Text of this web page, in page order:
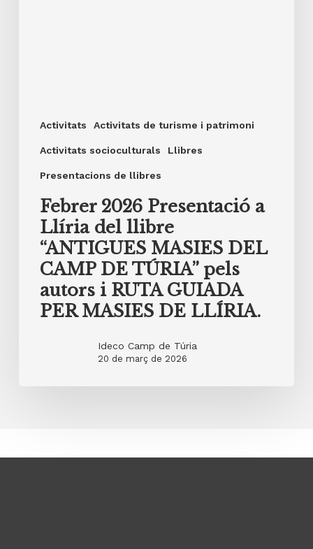
Activitats Activitats de turisme i patrimoni
Activitats socioculturals Llibres
Presentacions de llibres
LLÍRIA.
Febrer 2026 Presentació a
Llíria del llibre
“ANTIGUES MASIES DEL
CAMP DE TÚRIA” pels
autors i RUTA GUIADA
PER MASIES DE LLÍRIA.
Ideco Camp de Túria
20 de març de 2026